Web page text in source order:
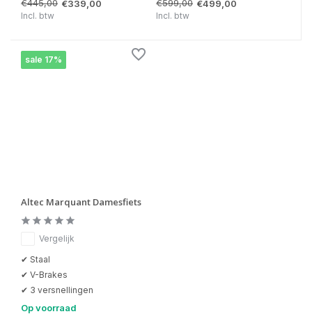
€445,00 €339,00
Incl. btw
€599,00 €499,00
Incl. btw
sale 17%
Altec Marquant Damesfiets
Vergelijk
✔ Staal
✔ V-Brakes
✔ 3 versnellingen
Op voorraad